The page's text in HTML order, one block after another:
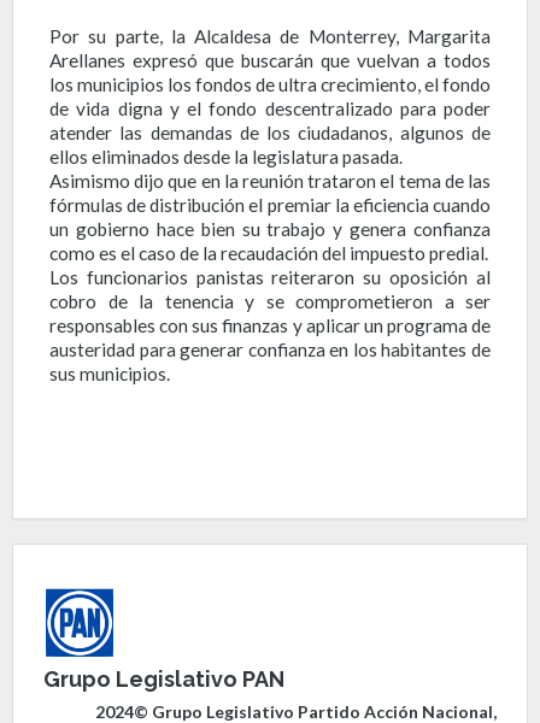
Por su parte, la Alcaldesa de Monterrey, Margarita
Arellanes expresó que buscarán que vuelvan a todos
los municipios los fondos de ultra crecimiento, el fondo
de vida digna y el fondo descentralizado para poder
atender las demandas de los ciudadanos, algunos de
ellos eliminados desde la legislatura pasada.
Asimismo dijo que en la reunión trataron el tema de las
fórmulas de distribución el premiar la eficiencia cuando
un gobierno hace bien su trabajo y genera confianza
como es el caso de la recaudación del impuesto predial.
Los funcionarios panistas reiteraron su oposición al
cobro de la tenencia y se comprometieron a ser
responsables con sus finanzas y aplicar un programa de
austeridad para generar confianza en los habitantes de
sus municipios.
Grupo Legislativo PAN
2024© Grupo Legislativo Partido Acción Nacional,